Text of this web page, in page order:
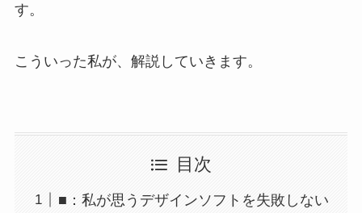
す。
こういった私が、解説していきます。
目次
■：私が思うデザインソフトを失敗しない